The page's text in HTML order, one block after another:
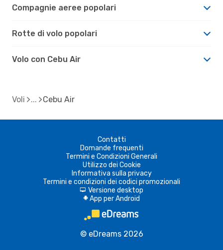
Compagnie aeree popolari
Rotte di volo popolari
Volo con Cebu Air
Voli Cebu Air
Contatti
Domande frequenti
Termini e Condizioni Generali
Utilizzo dei Cookie
Informativa sulla privacy
Termini e condizioni dei codici promozionali
d Versione desktop
A App per Android
© eDreams 2026